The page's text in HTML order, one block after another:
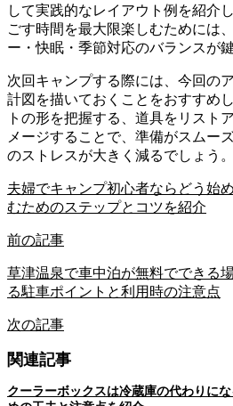
して実践的なレイアウト例を紹介
ごす時間を最大限楽しむためには
ー・快眠・季節対応のバランスが
次回キャンプする際には、今回の
計図を描いておくことをおすすめ
トの形を把握する、道具をリスト
メージすることで、準備がスムー
のストレスが大きく減るでしょう。
夫婦でキャンプ初心者ならどう始
むためのステップとコツを紹介
前の記事
草津温泉で車中泊が無料でできる
る駐車ポイントと利用時の注意点
次の記事
関連記事
クーラーボックスは冷蔵庫の代わりに